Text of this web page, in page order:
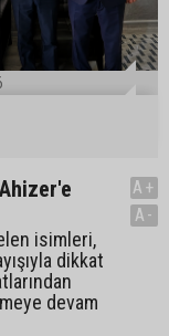
isimleri,
dikkat
devam
A+
A-